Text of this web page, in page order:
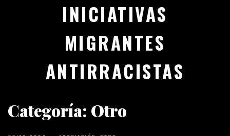
INICIATIVAS
MIGRANTES
ANTIRRACISTAS
Categoría: Otro